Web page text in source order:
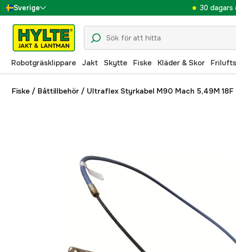
Sverige
Danmark
Suomi
Norge
Deutschland
30 dagars
Robotgräsklippare Jakt Skytte Fiske Kläder & Skor
Fiske / Båttillbehör / Ultraflex Styrkabel M90 Mach 5,49M 18F